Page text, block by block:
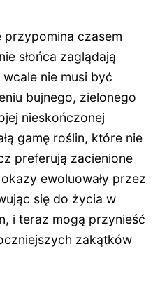
przypomina czasem
słońca zaglądają
nie musi być
bujnego, zielonego
nieskończonej
gamę roślin, które nie
preferują zacienione
ewoluowały przez
się do życia w
i teraz mogą przynieść
zakątków